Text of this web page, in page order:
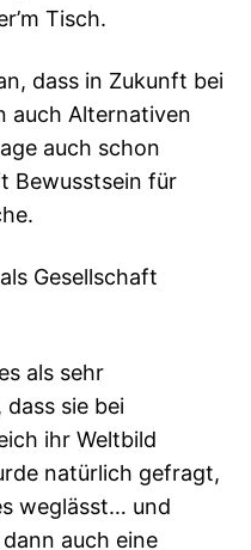
Tisch.
dass in Zukunft bei
auch Alternativen
auch schon
Bewusstsein für
Gesellschaft
als sehr
sie bei
ihr Weltbild
natürlich gefragt,
weglässt… und
auch eine